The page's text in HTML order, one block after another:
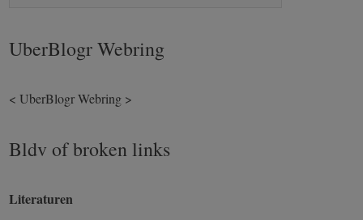
UberBlogr Webring
< UberBlogr Webring >
Bldv of broken links
Literaturen